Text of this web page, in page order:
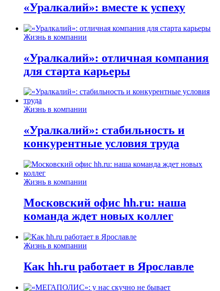
«Уралкалий»: вместе к успеху
Жизнь в компании
«Уралкалий»: отличная компания
для старта карьеры
Жизнь в компании
«Уралкалий»: стабильность и
конкурентные условия труда
Жизнь в компании
Московский офис hh.ru: наша
команда ждет новых коллег
Жизнь в компании
Как hh.ru работает в Ярославле